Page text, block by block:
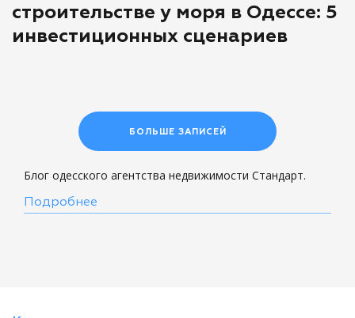
строительстве у моря в Одессе: 5
инвестиционных сценариев
БОЛЬШЕ ЗАПИСЕЙ
Блог одесского агентства недвижимости Стандарт.
Подробнее